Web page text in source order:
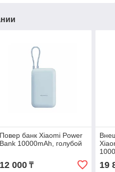
Повер банк Xiaomi Power
Bank 10000mAh, голубой
12 000₸ 19